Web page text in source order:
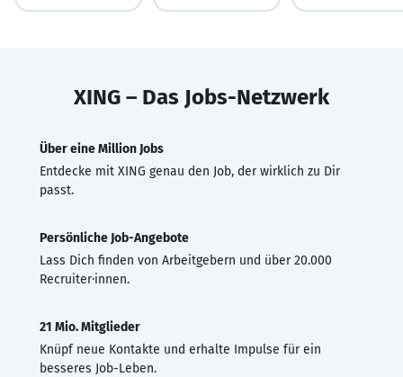
XING – Das Jobs-Netzwerk
Über eine Million Jobs
Entdecke mit XING genau den Job, der wirklich zu Dir
passt.
Persönliche Job-Angebote
Lass Dich finden von Arbeitgebern und über 20.000
Recruiter·innen.
21 Mio. Mitglieder
Knüpf neue Kontakte und erhalte Impulse für ein
besseres Job-Leben.